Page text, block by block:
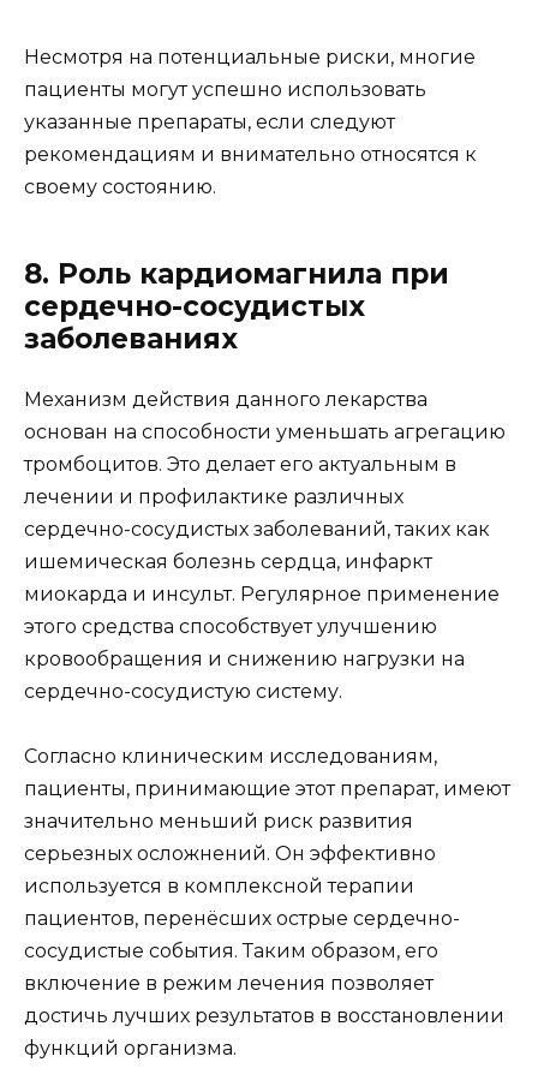
Несмотря на потенциальные риски, многие
пациенты могут успешно использовать
указанные препараты, если следуют
рекомендациям и внимательно относятся к
своему состоянию.
8. Роль кардиомагнила при
сердечно-сосудистых
заболеваниях
Механизм действия данного лекарства
основан на способности уменьшать агрегацию
тромбоцитов. Это делает его актуальным в
лечении и профилактике различных
сердечно-сосудистых заболеваний, таких как
ишемическая болезнь сердца, инфаркт
миокарда и инсульт. Регулярное применение
этого средства способствует улучшению
кровообращения и снижению нагрузки на
сердечно-сосудистую систему.
Согласно клиническим исследованиям,
пациенты, принимающие этот препарат, имеют
значительно меньший риск развития
серьезных осложнений. Он эффективно
используется в комплексной терапии
пациентов, перенёсших острые сердечно-
сосудистые события. Таким образом, его
включение в режим лечения позволяет
достичь лучших результатов в восстановлении
функций организма.